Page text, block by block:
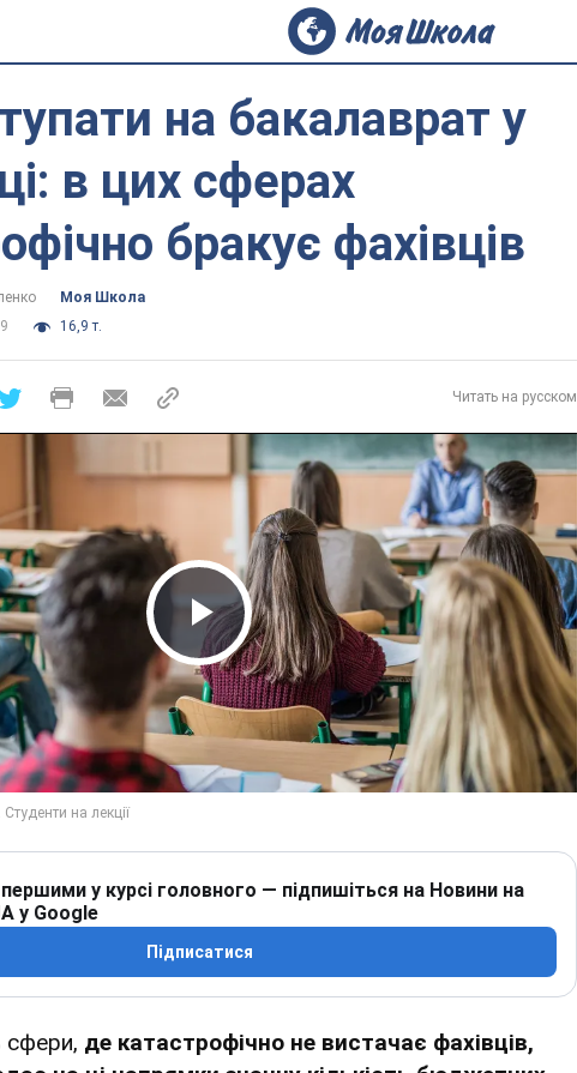
на бакалаврат у
в цих сферах
бракує фахівців
Моя Школа
16,9 т.
Читать на русском
Play Video
у курсі головного — підпишіться на Новини на
у Google
Підписатися
сфери, де катастрофічно не вистачає фахівців,